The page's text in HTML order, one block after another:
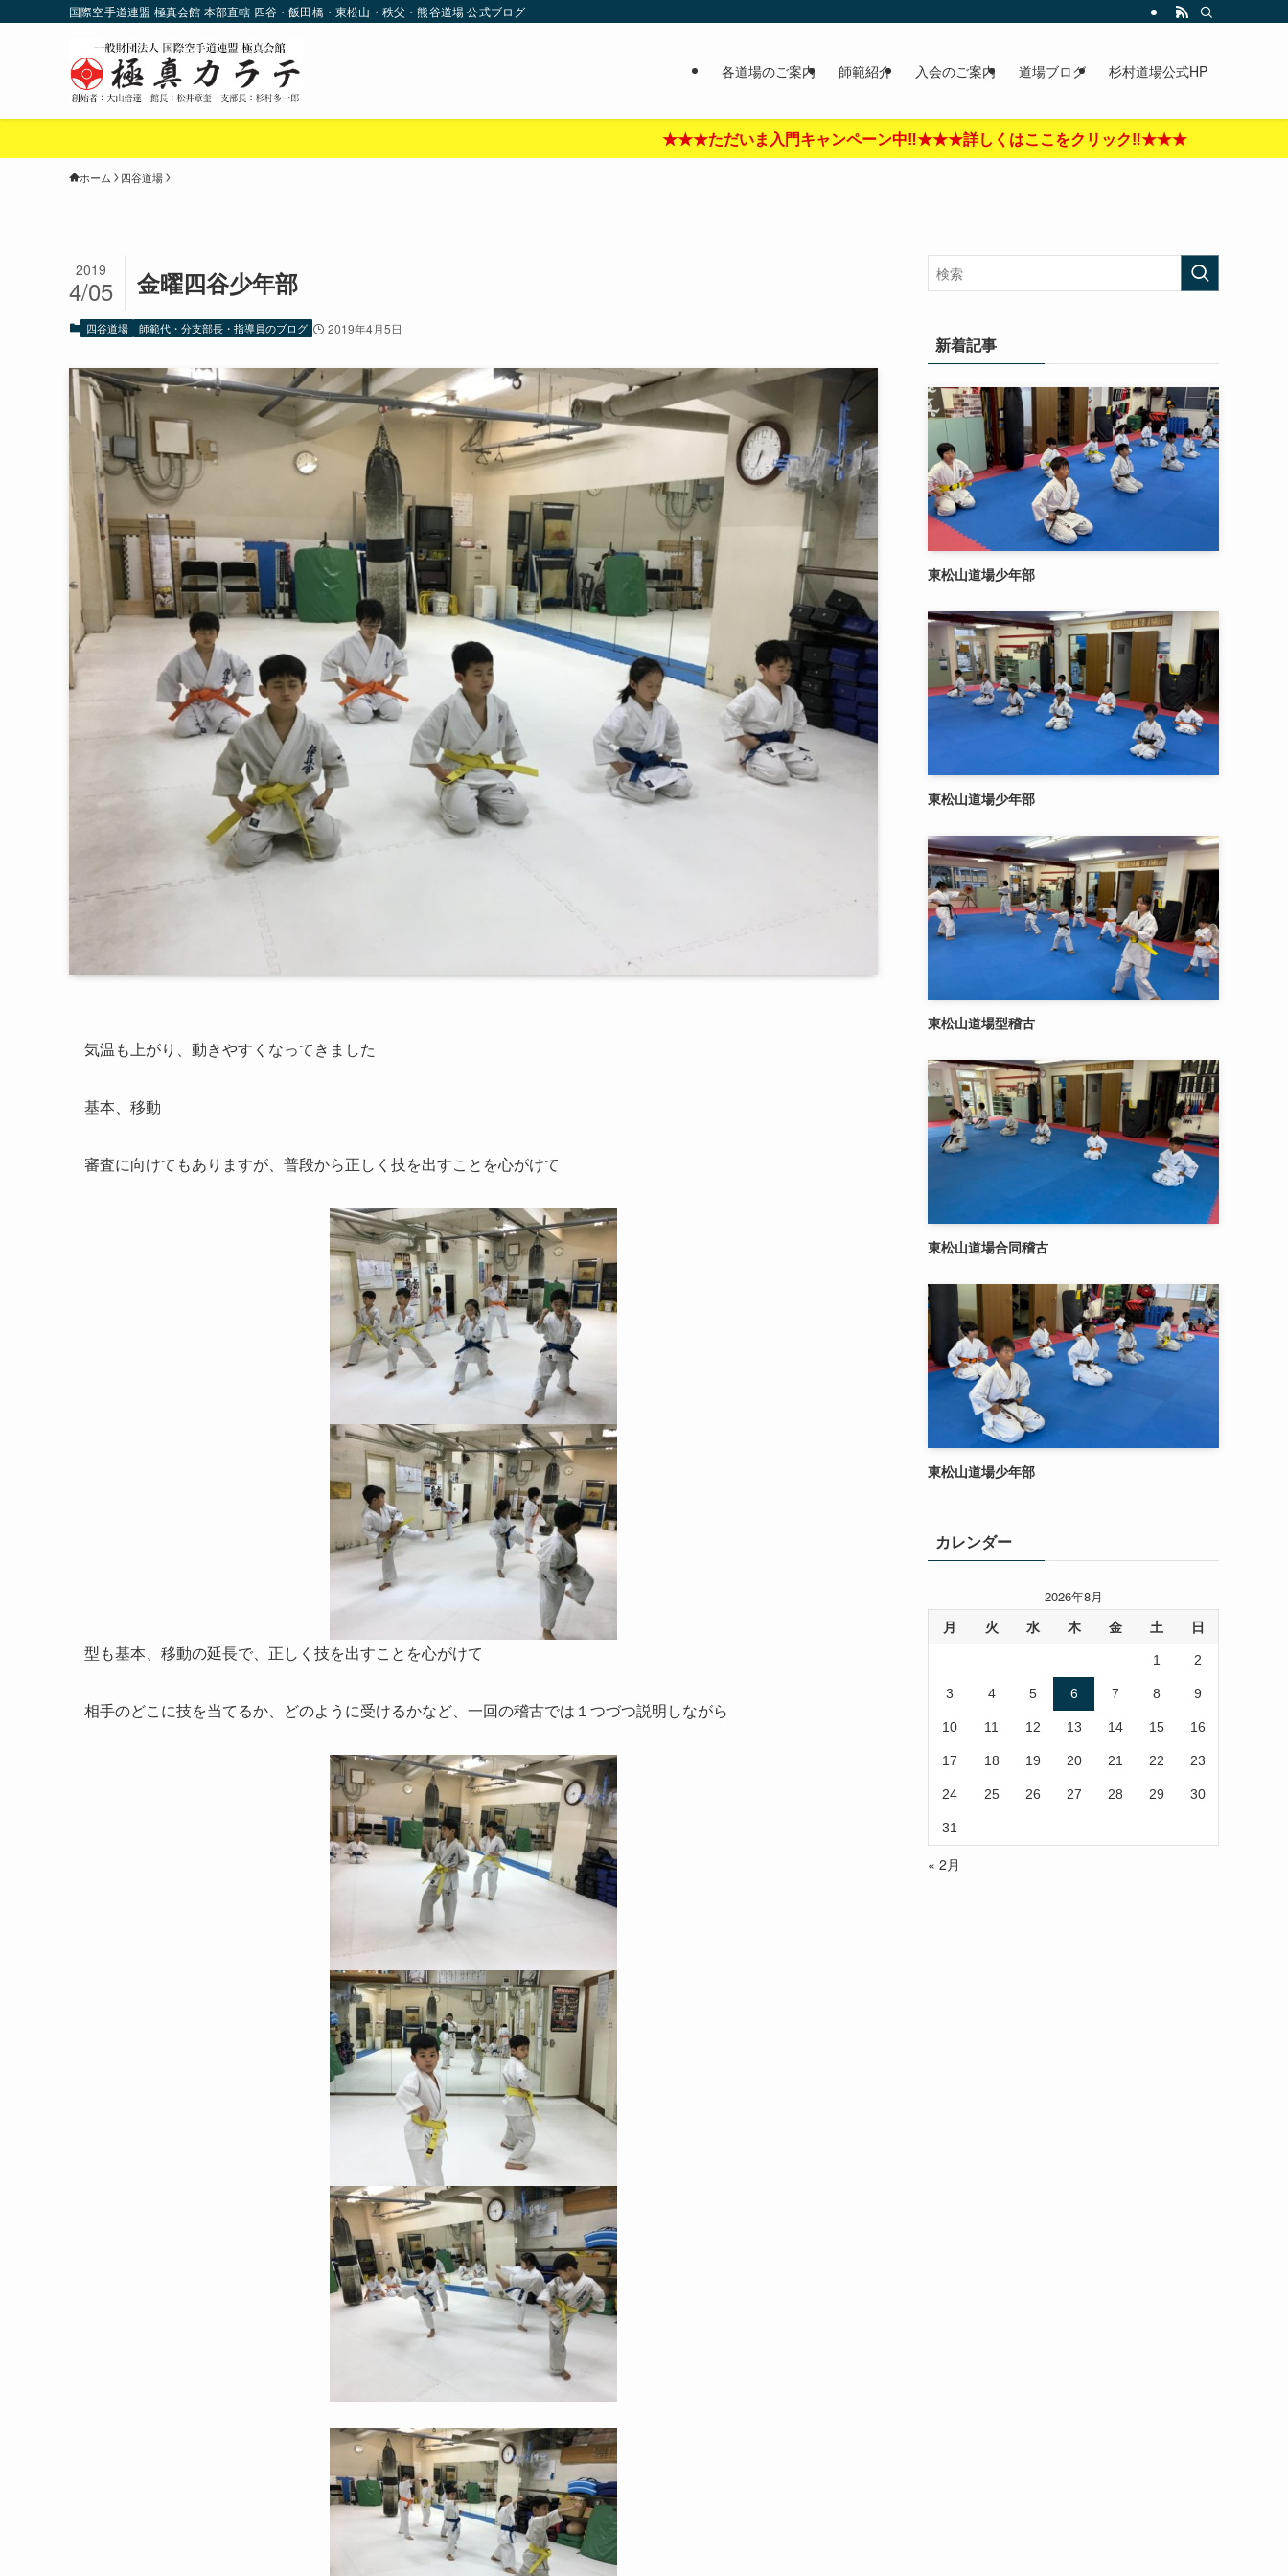
国際空手道連盟 極真会館 本部直轄 四谷・飯田橋・東松山・秩父・熊谷道場 公式ブログ
各道場のご案内 師範紹介 入会のご案内 道場ブログ 杉村道場公式HP
★★★ただいま入門キャンペーン中‼︎★★★詳しくはここをクリック‼︎★★★
ホーム 四谷道場
金曜四谷少年部
2019
4/05
四谷道場 師範代・分支部長・指導員のブログ 2019年4月5日
気温も上がり、動きやすくなってきました
基本、移動
審査に向けてもありますが、普段から正しく技を出すことを心がけて
型も基本、移動の延長で、正しく技を出すことを心がけて
相手のどこに技を当てるか、どのように受けるかなど、一回の稽古では１つづつ説明しながら
新着記事
東松山道場少年部
東松山道場少年部
東松山道場型稽古
東松山道場合同稽古
東松山道場少年部
カレンダー
2026年8月
月 火 水 木 金 土 日
1 2
3 4 5 6 7 8 9
10 11 12 13 14 15 16
17 18 19 20 21 22 23
24 25 26 27 28 29 30
31
« 2月